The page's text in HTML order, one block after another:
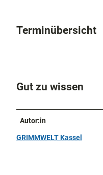
Terminübersicht
Gut zu wissen
Autor:in
GRIMMWELT Kassel